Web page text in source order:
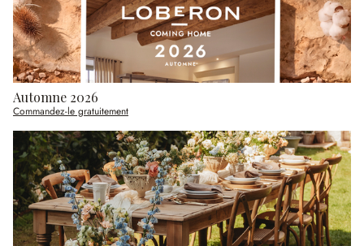
Automne 2026
Commandez-le gratuitement